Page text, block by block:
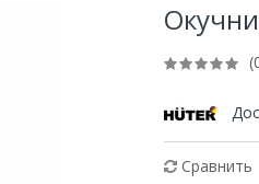
Сравнить